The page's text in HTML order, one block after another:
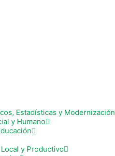
Estadísticas y Modernización
y Humano
y Productivo